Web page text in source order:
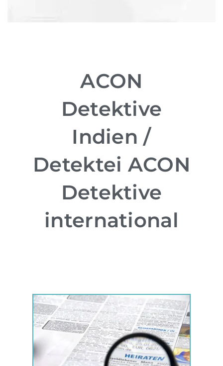
ACON
Detektive
Indien /
Detektei ACON
Detektive
international